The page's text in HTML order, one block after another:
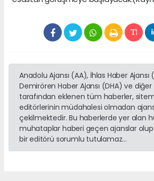
Anadolu Ajansı (AA), İhlas Haber Ajansı
Demirören Haber Ajansı (DHA) ve
tarafından eklenen tüm haberler,
editörlerinin müdahalesi olmadan
çekilmektedir. Bu haberlerde yer alan
muhataplar haberi geçen ajanslar
bir editörü sorumlu tutulamaz...